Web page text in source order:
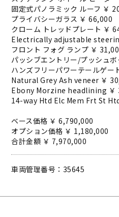
固定式パノラミック ルーフ ￥
プライバシーガラス ￥ 66,000
クローム トレッドプレート ￥
Electrically adjustable
フロント フォグ ランプ ￥
パッシブエントリー/プッシュ
ハンズフリーパワーテールゲー
Natural Grey Ash veneer ￥
Ebony Morzine headlining ￥
14-way Htd Elc Mem Frt St
ベース価格 ￥ 6,790,000
オプション価格 ￥ 1,180,000
合計金額 ￥ 7,970,000
車両管理番号：35645